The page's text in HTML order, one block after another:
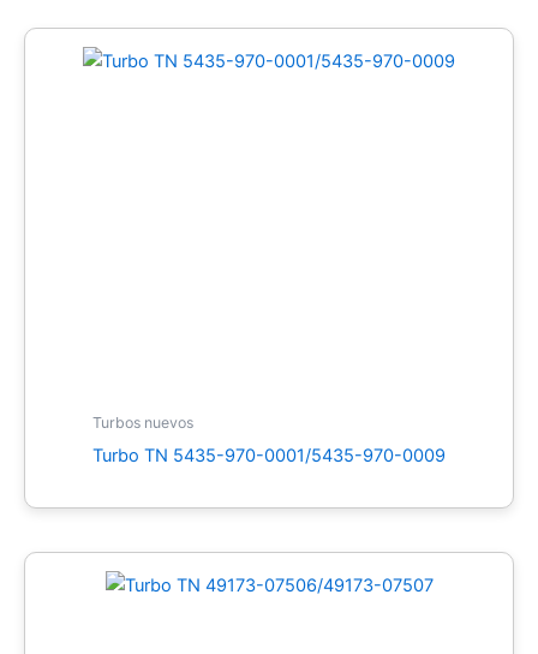
Turbos nuevos
Turbo TN 5435-970-0001/5435-970-0009